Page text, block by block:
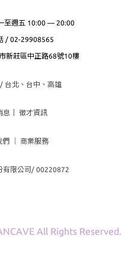
至週五 10:00 — 20:00
/ 02-29908565
新莊區中正路68號10樓
台北、台中、高雄
息 徵才資訊
們 商業服務
有限公司/ 00220872
All Rights Reserved.